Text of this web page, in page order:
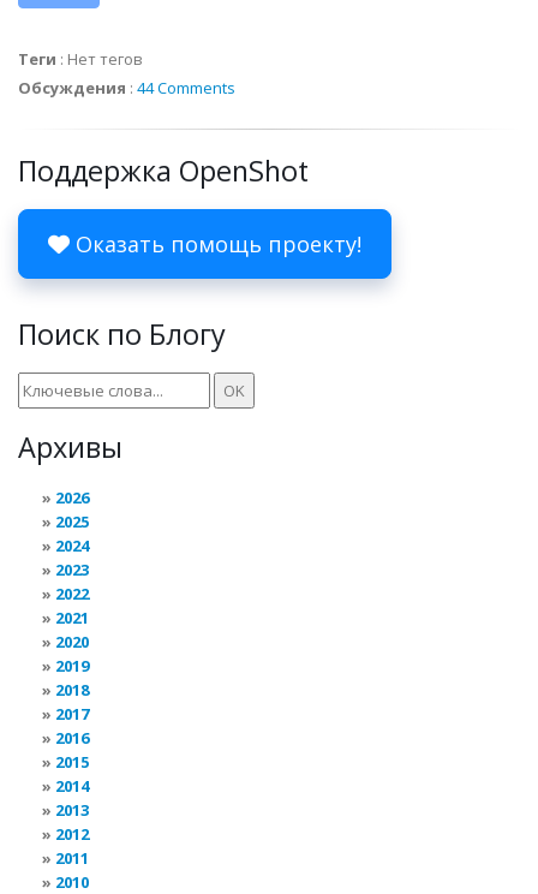
Теги : Нет тегов
Обсуждения : 44 Comments
Поддержка OpenShot
Оказать помощь проекту!
Поиск по Блогу
Архивы
2026
2025
2024
2023
2022
2021
2020
2019
2018
2017
2016
2015
2014
2013
2012
2011
2010